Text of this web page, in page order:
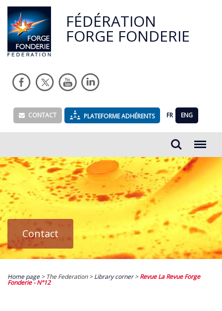
FÉDÉRATION
FORGE FONDERIE
CONTACT PLATEFORME ADHÉRENTS FR ENG
Rechercher...
Contact
Home page> The Federation >Library corner>Revue La Revue Forge
Fonderie - N°12